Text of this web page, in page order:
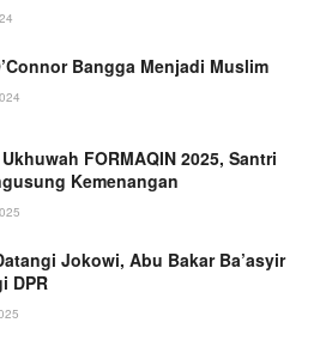
Bangga Menjadi Muslim
FORMAQIN 2025, Santri
Kemenangan
Jokowi, Abu Bakar Ba’asyir
DPR